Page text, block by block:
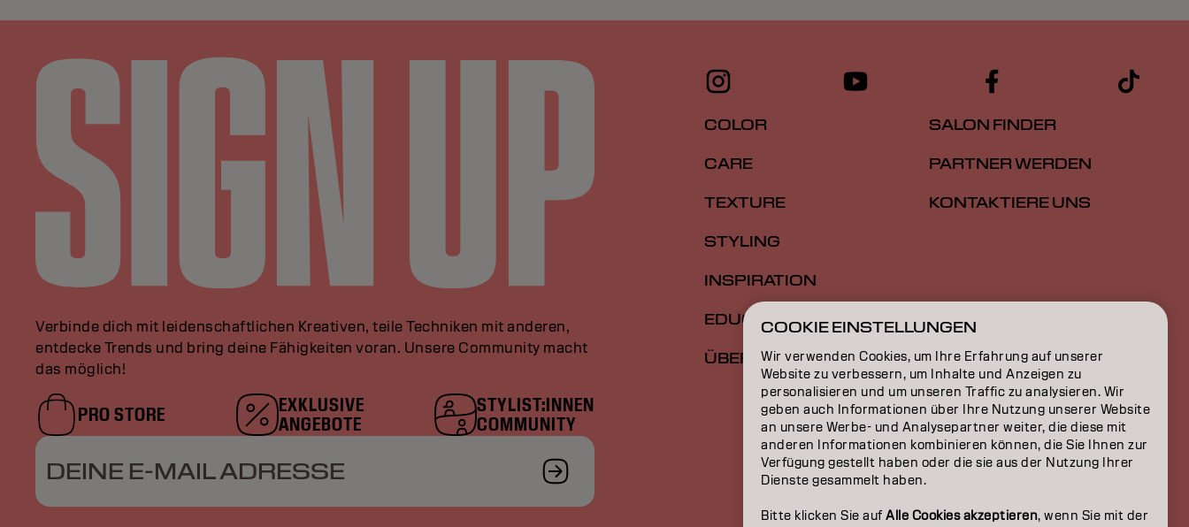
Verbinde dich mit leidenschaftlichen Kreativen, teile Techniken mit anderen,
entdecke Trends und bring deine Fähigkeiten voran. Unsere Community macht
das möglich!
PRO STORE
EXKLUSIVE
ANGEBOTE
STYLIST:INNEN
COMMUNITY
DEINE E-MAIL ADRESSE
COLOR
CARE
TEXTURE
STYLING
INSPIRATION
EDUCATION
ÜBER
SALON FINDER
PARTNER WERDEN
KONTAKTIERE UNS
COOKIE EINSTELLUNGEN
Wir verwenden Cookies, um Ihre Erfahrung auf unserer
Website zu verbessern, um Inhalte und Anzeigen zu
personalisieren und um unseren Traffic zu analysieren. Wir
geben auch Informationen über Ihre Nutzung unserer Website
an unsere Werbe- und Analysepartner weiter, die diese mit
anderen Informationen kombinieren können, die Sie Ihnen zur
Verfügung gestellt haben oder die sie aus der Nutzung Ihrer
Dienste gesammelt haben.
Bitte klicken Sie aufAlle Cookies akzeptieren, wenn Sie mit der